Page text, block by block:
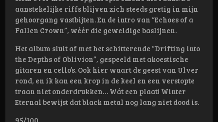
aanstekelijke riffs blijven zich steeds gretig in mijn
gehoorgang vastbijten. En de intro van “Echoes of a
Fallen Crown”, wéér die geweldige baslijnen.
Het album sluit af met het schitterende “Drifting into
the Depths of Oblivion”, gespeeld met akoestische
gitaren en cello’s. Ook hier waart de geest van Ulver
rond, en ik kan een krop in de keel en een verstopte
traan niet onderdrukken… Wát een plaat! Winter
Eternal bewijst dat black metal nog lang niet dood is.